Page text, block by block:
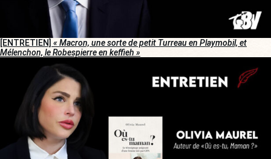
[ENTRETIEN] « Macron, une sorte de petit Turreau en Playmobil, et
Mélenchon, le Robespierre en keffieh »